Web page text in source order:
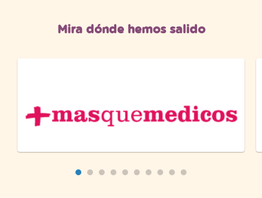
Mira dónde hemos salido